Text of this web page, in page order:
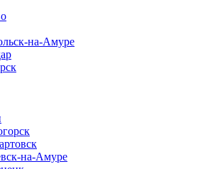
на-Амуре
на-Амуре